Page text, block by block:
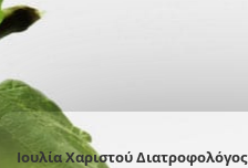
Ιουλία Χαριστού Διατροφολόγος